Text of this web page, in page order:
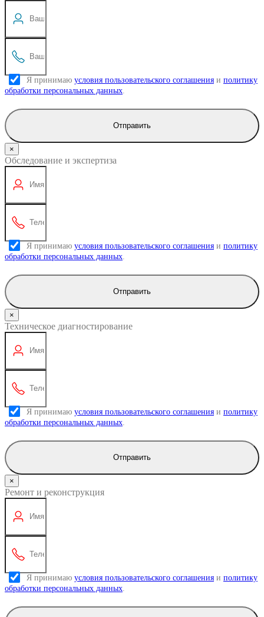
Я принимаю условия пользовательского соглашения и политику
обработки персональных данных
Отправить
×
Обследование и экспертиза
Я принимаю условия пользовательского соглашения и политику
обработки персональных данных
Отправить
×
Техническое диагностирование
Я принимаю условия пользовательского соглашения и политику
обработки персональных данных
Отправить
×
Ремонт и реконструкция
Я принимаю условия пользовательского соглашения и политику
обработки персональных данных